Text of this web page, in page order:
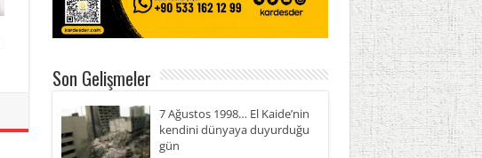
Son Gelişmeler
7 Ağustos 1998… El Kaide’nin
kendini dünyaya duyurduğu
gün